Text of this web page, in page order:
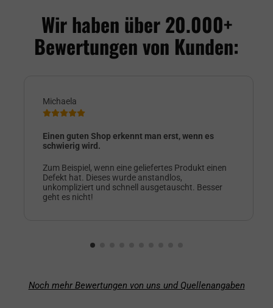
Wir haben über 20.000+
Bewertungen von Kunden:
Michaela
Einen guten Shop erkennt man erst, wenn es
schwierig wird.
Zum Beispiel, wenn eine geliefertes Produkt einen
Defekt hat. Dieses wurde anstandlos,
unkompliziert und schnell ausgetauscht. Besser
geht es nicht!
Noch mehr Bewertungen von uns und Quellenangaben